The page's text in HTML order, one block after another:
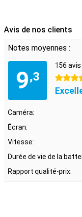
Avis de nos clients
Notes moyennes :
9,3
156
4.5
Caméra:
Écran:
Vitesse:
Durée de vie de la
Rapport qualité-prix: